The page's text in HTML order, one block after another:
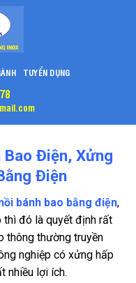
TUYỂN DỤNG
Bao Điện, Xửng
Điện
bánh bao bằng điện,
thì đó là quyết định rất
thông thường truyền
nghiệp có xửng hấp
nhiều lợi ích.